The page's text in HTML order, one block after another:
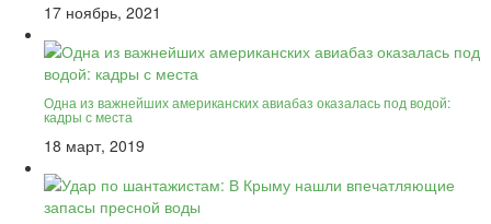
17 ноябрь, 2021
Одна из важнейших американских авиабаз оказалась под водой:
кадры с места
18 март, 2019